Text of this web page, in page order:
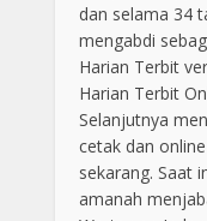
dan selama 34
mengabdi
Harian Terbit
Harian Terbit
Selanjutnya
cetak dan
sekarang. Saat
amanah